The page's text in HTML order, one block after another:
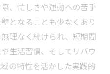
、忙しさや運動への苦手
となることも少なくあり
理なく続けられ、短期間
生活習慣、そしてリバウ
の特性を活かした実践的